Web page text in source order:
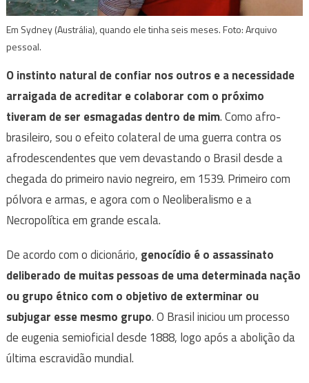
Em Sydney (Austrália), quando ele tinha seis meses. Foto: Arquivo
pessoal.
O instinto natural de confiar nos outros e a necessidade
arraigada de acreditar e colaborar com o próximo
tiveram de ser esmagadas dentro de mim. Como afro-
brasileiro, sou o efeito colateral de uma guerra contra os
afrodescendentes que vem devastando o Brasil desde a
chegada do primeiro navio negreiro, em 1539. Primeiro com
pólvora e armas, e agora com o Neoliberalismo e a
Necropolítica em grande escala.
De acordo com o dicionário, genocídio é o assassinato
deliberado de muitas pessoas de uma determinada nação
ou grupo étnico com o objetivo de exterminar ou
subjugar esse mesmo grupo. O Brasil iniciou um processo
de eugenia semioficial desde 1888, logo após a abolição da
última escravidão mundial.